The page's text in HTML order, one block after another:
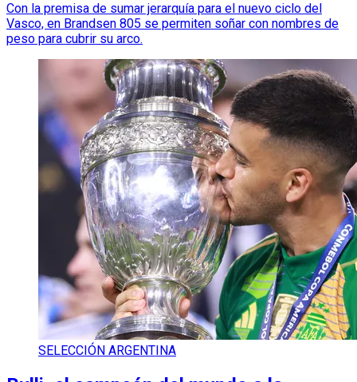
Con la premisa de sumar jerarquía para el nuevo ciclo del
Vasco, en Brandsen 805 se permiten soñar con nombres de
peso para cubrir su arco.
SELECCIÓN ARGENTINA